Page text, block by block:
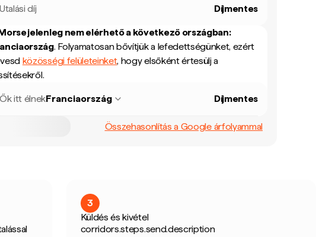
Utalási díj Díjmentes
jelenleg nem elérhető a következő országban:
. Folyamatosan bővítjük a lefedettségünket, ezért
közösségi felületeinket, hogy elsőként értesülj a
Ők itt élnekFranciaország Díjmentes
Összehasonlítás a Google árfolyammal
3
Küldés és kivétel
corridors.steps.send.description